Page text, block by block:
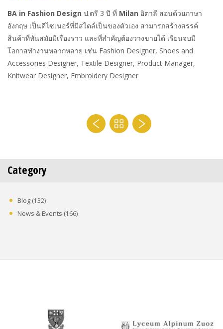
BA in Fashion Design ป.ตรี 3 ปี ที่ Milan อิตาลี สอนด้วยภาษา
อังกฤษ เป็นดีไซเนอร์ที่มีสไตล์เป็นของตัวเอง สามารถสร้างสรรค์
สินค้าที่ทันสมัยมีเรื่องราว และที่สำคัญต้องวางขายได้ เรียนจบมี
โอกาสทำงานหลากหลาย เช่น Fashion Designer, Shoes and
Accessories Designer, Textile Designer, Product Manager,
Knitwear Designer, Embroidery Designer
Category
Blog (132)
News & Events (166)